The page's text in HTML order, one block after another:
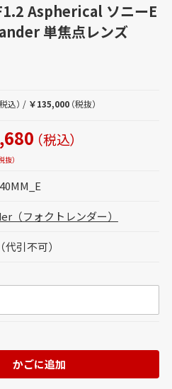
Aspherical ソニーE
単焦点レンズ
税込） / ￥135,000 （税抜）
（税込）
抜）
（フォクトレンダー）
引不可）
かごに追加